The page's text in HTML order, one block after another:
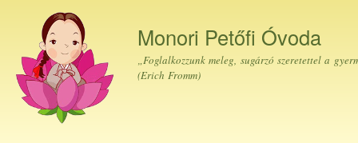
Monori Petőfi Óvoda
„Foglalkozzunk meleg, sugárzó szeretettel a
(Erich Fromm)